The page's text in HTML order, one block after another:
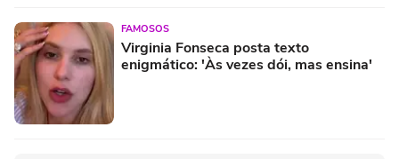
FAMOSOS
Virginia Fonseca posta texto
enigmático: 'Às vezes dói, mas ensina'